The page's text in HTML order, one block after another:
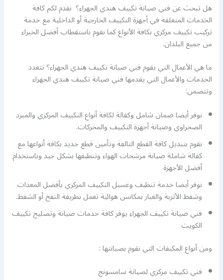
هل تبحث عن فني صيانة تكييف هندي الجهراء؟ نقدم لكم كافة
الخدمات المتعلقة في أجهزة التكييف الخارجية أو الداخلية مع خدمة
تركيب تكييف مركزي بكافة الأنواع كما نقوم باستقطاب أفضل الخبراء
من جميع البلدان.
ما هي الأعمال التي يقوم فني صيانة تكييف هندي الجهراء؟ تتعدد
الخدمات والأعمال التي يقدمها فني صيانة تكييف هندي الجهراء
وتتضمن:
نوفر أيضا ضمان شامل وكفالة لكافة أنواع التكييف المركزي والمبرد
الصحراوي وصيانة أجهزة التكييف والمحركات.
نقوم بتبديل كافة القطع التالفة وتأمين قطع جديد بكافة أنواعها مع
كفالة شاملة صيانة مرشحات الهواء وتنظيفها بشكل جيد وباستخدام
أفضل الأجهزة
نوفر أيضا خدمة تنظيف وغسيل التكييف المركزي بأفضل المعدات
وشفط الأتربة والغبار بمكانس هوائية تعمل بطريقة النفخ أو الشفط.
فني صيانة تكييف الجهراء يوفر كافة خدمات صيانة وتصليح تكييف
الكويت
ومن أنواع المكيفات التي نقوم بصيانتها :
فني تكييف مركزي لصيانة سامسونج